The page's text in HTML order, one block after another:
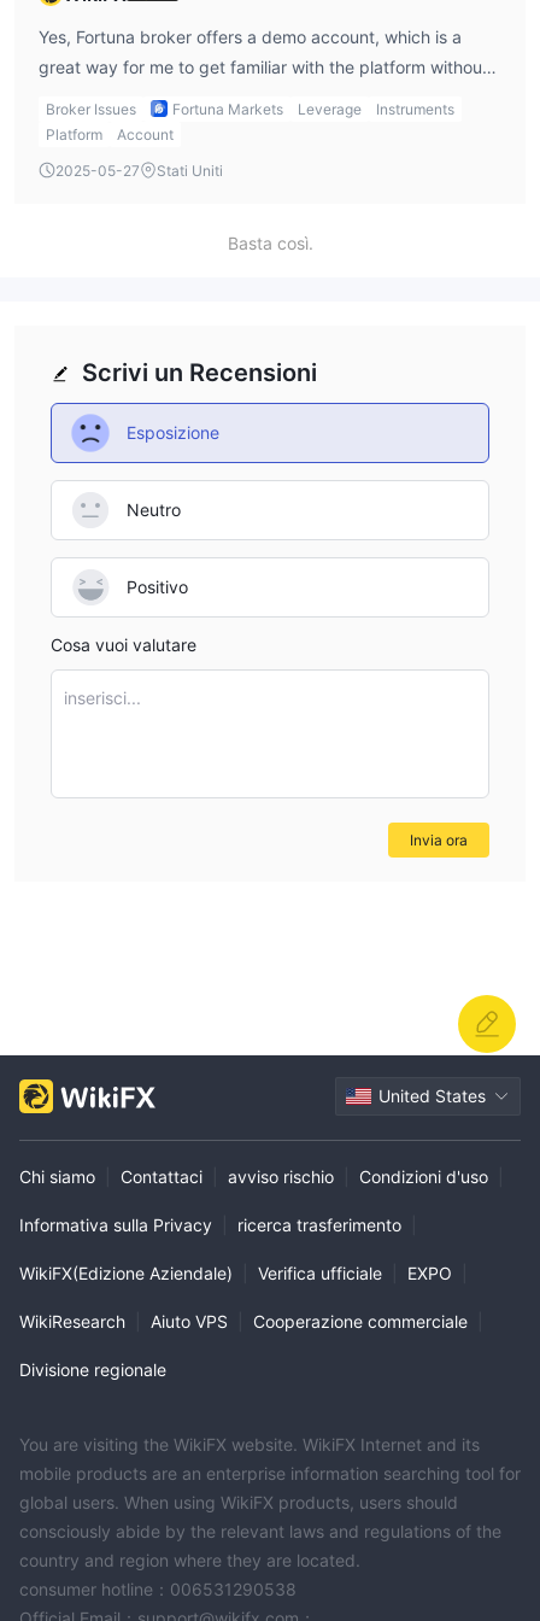
Yes, Fortuna broker offers a demo account, which is a
great way for me to get familiar with the platform without
risking real money. I always recommend starting with a
demo account to practice my strategies and understand
the interface before jumping into live trading.
Broker Issues Fortuna Markets Leverage
Instruments
Platform
Account
2025-05-27
Stati Uniti
Basta così.
Scrivi un Recensioni
Esposizione
Neutro
Positivo
Cosa vuoi valutare
inserisci...
Invia ora
United States
Chi siamo Contattaci avviso rischio Condizioni d'uso
Informativa sulla Privacy ricerca trasferimento
WikiFX(Edizione Aziendale) Verifica ufficiale EXPO
WikiResearch Aiuto VPS Cooperazione commerciale
Divisione regionale
You are visiting the WikiFX website. WikiFX Internet and its
mobile products are an enterprise information searching tool for
global users. When using WikiFX products, users should
consciously abide by the relevant laws and regulations of the
country and region where they are located.
consumer hotline：006531290538